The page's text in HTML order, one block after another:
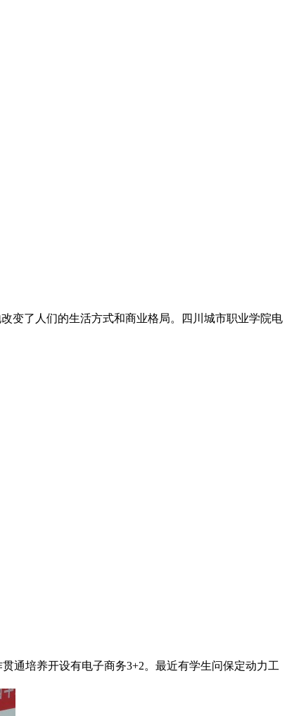
变了人们的生活方式和商业格局。四川城市职业学院电
通培养开设有电子商务3+2。最近有学生问保定动力工